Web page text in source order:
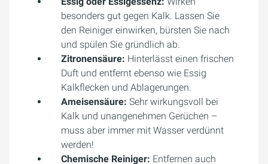
besonders gut gegen Kalk. Lassen Sie
den Reiniger einwirken, bürsten Sie nach
und spülen Sie gründlich ab.
Zitronensäure: Hinterlässt einen frischen
Duft und entfernt ebenso wie Essig
Kalkflecken und Ablagerungen.
Ameisensäure: Sehr wirkungsvoll bei
Kalk und unangenehmen Gerüchen –
muss aber immer mit Wasser verdünnt
werden!
Chemische Reiniger: Entfernen auch